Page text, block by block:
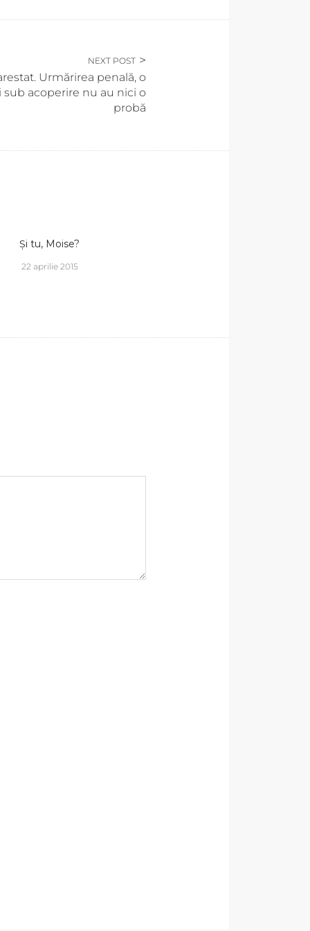
NEXT POST
Urmărirea penală, o
sub acoperire nu au nici o
probă
Și tu, Moise?
22 aprilie 2015